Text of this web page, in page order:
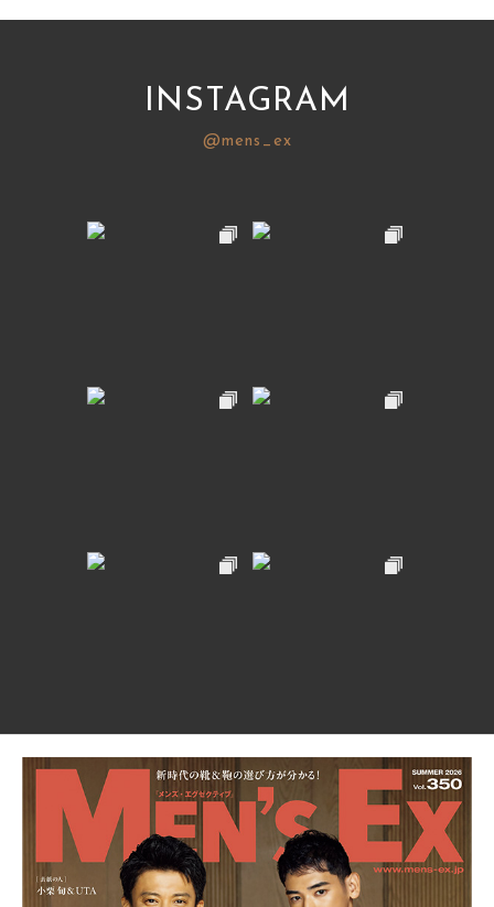
INSTAGRAM
@mens_ex